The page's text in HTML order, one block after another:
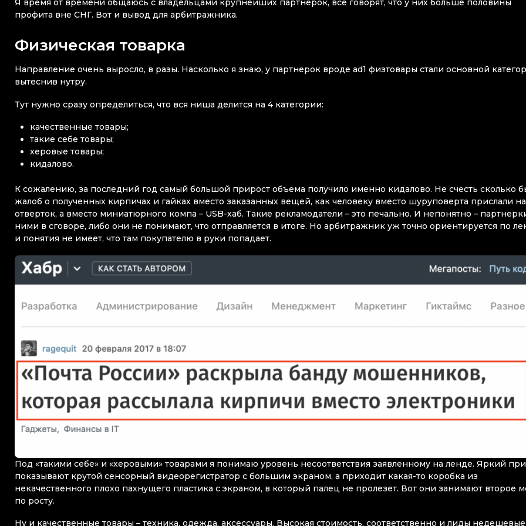
Я время от времени общаюсь с владельцами крупнейших партнерок, все говорят, что у них больше половины
профита вне СНГ. Вот и вывод для арбитражника.
Физическая товарка
Направление очень выросло, в разы. Насколько я знаю, у партнерок вроде ad1 физтовары стали основной
вытеснив нутру.
Тут нужно сразу определиться, что вся ниша делится на 4 категории:
качественные товары;
такие себе товары;
херовые товары;
кидалово.
К сожалению, за последний год самый большой прирост объема получило именно кидалово. Не счесть сколько
жалоб о полученных кирпичах и гайках вместо заказанных вещей, как человеку вместо шуруповерта прислали
отверток, а вместо миниатюрного компа – USB-хаб. Такие рекламодатели – это печально. И непонятно –
ними в сговоре, либо они не понимают, что отправляется в итоге. Но арбитражник уж точно ориентируется по
и понятия не имеет, что там покупателю в руки попадает.
Под «такими себе» и «херовыми» товарами я понимаю уровень несоответствия заявленному на ленде. Яркий
показывают крутой сенсорный видеорегистратор с большим экраном, а приходит какая-то коробка из
некачественного плохо пахнущего пластика с экраном, в который палец не пролезет. Вот они занимают второе
по росту.
Ну и качественные товары – техника, одежда, аксессуары. Высокая стоимость, соответственно и лиды